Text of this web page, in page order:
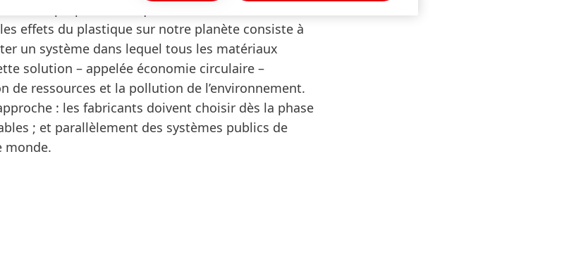
de ses propriétés uniques. Ils affirment en
effets du plastique sur notre planète consiste à
un système dans lequel tous les matériaux
solution – appelée économie circulaire –
ressources et la pollution de l’environnement.
: les fabricants doivent choisir dès la phase
; et parallèlement des systèmes publics de
monde.